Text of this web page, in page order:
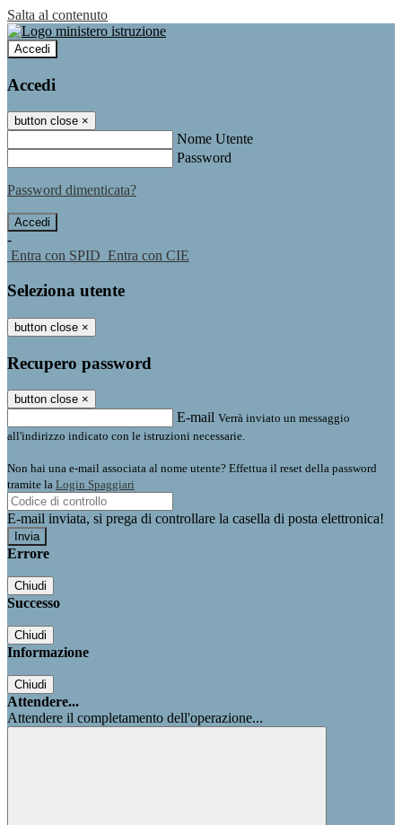
Salta al contenuto
Accedi
Accedi
button close ×
Nome Utente
Password
Password dimenticata?
-
Entra con SPID Entra con CIE
Seleziona utente
button close ×
Recupero password
button close ×
E-mail Verrà inviato un messaggio
all'indirizzo indicato con le istruzioni necessarie.
Non hai una e-mail associata al nome utente? Effettua il reset della password
tramite la Login Spaggiari
E-mail inviata, si prega di controllare la casella di posta elettronica!
Errore
Chiudi
Successo
Chiudi
Informazione
Chiudi
Attendere...
Attendere il completamento dell'operazione...